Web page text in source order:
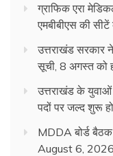
ग्राफिक एरा
एमबीबीएस की
उत्तराखंड सरकार
सूची, 8 अगस्त को
उत्तराखंड के
पदों पर जल्द शुरू
MDDA बोर्ड
August 6, 2026